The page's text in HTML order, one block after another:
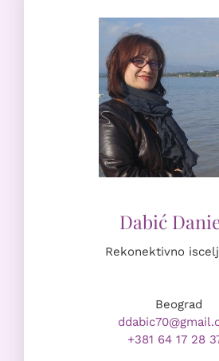
Rekonektivno
Beograd
+381 64 17 28